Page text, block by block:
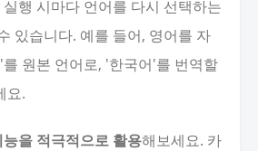
행 시마다 언어를 다시 선택하는
있습니다. 예를 들어, 영어를 자
원본 언어로, '한국어'를 번역할
요.
을 적극적으로 활용해보세요. 카